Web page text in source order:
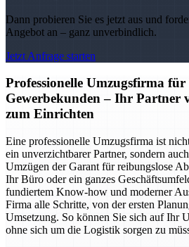
Dann probieren Sie es jetzt aus und
Angebot an – ganz unverbindlich.
Jetzt Anfrage starten
Professionelle Umzugsfirma
Gewerbekunden – Ihr Partner
zum Einrichten
Eine professionelle Umzugsfirma ist
ein unverzichtbarer Partner, sondern
Umzügen der Garant für reibungslose
Ihr Büro oder ein ganzes
fundiertem Know-how und moderner
Firma alle Schritte, von der ersten
Umsetzung. So können Sie sich auf Ihr
ohne sich um die Logistik sorgen zu